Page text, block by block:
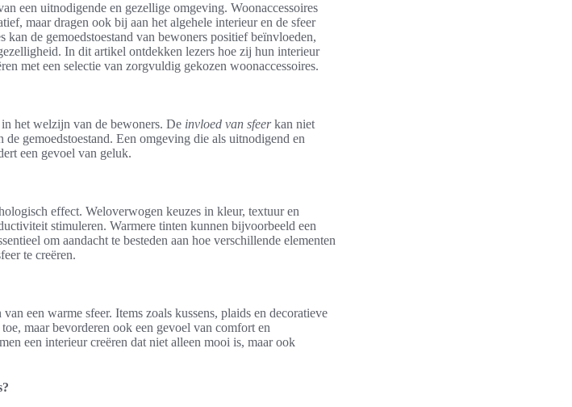
een uitnodigende en gezellige omgeving. Woonaccessoires
maar dragen ook bij aan het algehele interieur en de sfeer
de gemoedstoestand van bewoners positief beïnvloeden,
In dit artikel ontdekken lezers hoe zij hun interieur
met een selectie van zorgvuldig gekozen woonaccessoires.
het welzijn van de bewoners. De invloed van sfeerkan niet
gemoedstoestand. Een omgeving die als uitnodigend en
een gevoel van geluk.
effect. Weloverwogen keuzes in kleur, textuur en
stimuleren. Warmere tinten kunnen bijvoorbeeld een
om aandacht te besteden aan hoe verschillende elementen
te creëren.
een warme sfeer. Items zoals kussens, plaids en decoratieve
maar bevorderen ook een gevoel van comfort en
een interieur creëren dat niet alleen mooi is, maar ook